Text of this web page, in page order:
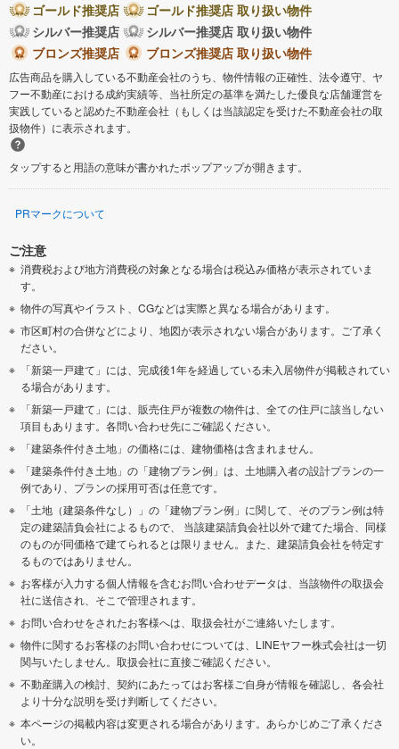
ゴールド推奨店
ゴールド推奨店 取り扱い物件
シルバー推奨店
シルバー推奨店 取り扱い物件
ブロンズ推奨店
ブロンズ推奨店 取り扱い物件
広告商品を購入している不動産会社のうち、物件情報の正確性、法令遵守、ヤ
フー不動産における成約実績等、当社所定の基準を満たした優良な店舗運営を
実践していると認めた不動産会社（もしくは当該認定を受けた不動産会社の取
扱物件）に表示されます。
タップすると用語の意味が書かれたポップアップが開きます。
PRマークについて
ご注意
消費税および地方消費税の対象となる場合は税込み価格が表示されていま
す。
物件の写真やイラスト、CGなどは実際と異なる場合があります。
市区町村の合併などにより、地図が表示されない場合があります。ご了承く
ださい。
「新築一戸建て」には、完成後1年を経過している未入居物件が掲載されてい
る場合があります。
「新築一戸建て」には、販売住戸が複数の物件は、全ての住戸に該当しない
項目もあります。各問い合わせ先にご確認ください。
「建築条件付き土地」の価格には、建物価格は含まれません。
「建築条件付き土地」の「建物プラン例」は、土地購入者の設計プランの一
例であり、プランの採用可否は任意です。
「土地（建築条件なし）」の「建物プラン例」に関して、そのプラン例は特
定の建築請負会社によるもので、 当該建築請負会社以外で建てた場合、同様
のものが同価格で建てられるとは限りません。また、建築請負会社を特定す
るものではありません。
お客様が入力する個人情報を含むお問い合わせデータは、当該物件の取扱会
社に送信され、そこで管理されます。
お問い合わせをされたお客様へは、取扱会社がご連絡いたします。
物件に関するお客様のお問い合わせについては、LINEヤフー株式会社は一切
関与いたしません。取扱会社に直接ご確認ください。
不動産購入の検討、契約にあたってはお客様ご自身が情報を確認し、各会社
より十分な説明を受け判断してください。
本ページの掲載内容は変更される場合があります。あらかじめご了承くださ
い。